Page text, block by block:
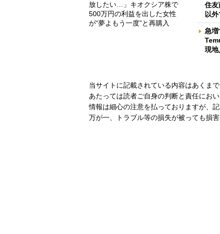
放したい…」キオクシア株で
500万円の利益を出した女性
が“夢よもう一度”と再購入
住
以
急
現地
当サイトに記載されている内容はあくま
あたっては読者ご自身の判断と責任にお
情報は細心の注意を払っておりますが、
万が一、トラブル等の損失が被っても損